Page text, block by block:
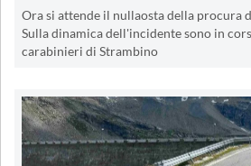
Ora si attende il nullaosta della procura
Sulla dinamica dell'incidente sono in
carabinieri di Strambino